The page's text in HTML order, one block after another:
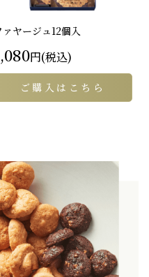
ァヤージュ12個入
円(税込)
ご購入はこちら